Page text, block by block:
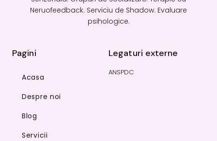
Neruofeedback. Serviciu de Shadow. Evaluare
psihologice.
Pagini
Acasa
Despre noi
Blog
Servicii
Legaturi externe
ANSPDC